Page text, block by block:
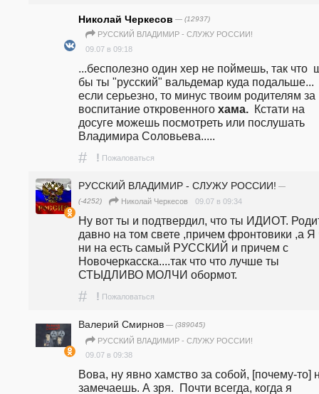
Николай Черкесов — (12937)
РУССКИЙ ВЛАДИМИР - СЛУЖУ РОССИИ!
09.07 в 09:18
...бесполезно один хер не поймешь, так что
бы ты "русский" вальдемар куда подальше...
если серьезно, то минус твоим родителям за
воспитание откровенного хама.
  Кстати на
досуге можешь посмотреть или послушать
Владимира Соловьева.....
# ! Пожаловаться
РУССКИЙ ВЛАДИМИР - СЛУЖУ РОССИИ! —
(-4252)
Николай Черкесов 09.07 в 09:34
Ну вот ты и подтвердил, что ты ИДИОТ.
давно на том свете ,причем фронтовики ,а Я
ни на есть самый РУССКИЙ и причем с
Новочеркасска....так что что лучше ты
СТЫДЛИВО МОЛЧИ обормот.
# ! Пожаловаться
Валерий Смирнов — (389045)
РУССКИЙ ВЛАДИМИР - СЛУЖУ РОССИИ!
09.07 в 09:38
Вова, ну явно хамство за собой, [почему-то]
замечаешь. А зря.  Почти всегда, когда я